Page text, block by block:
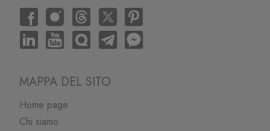
MAPPA DEL SITO
Home page
Chi siamo